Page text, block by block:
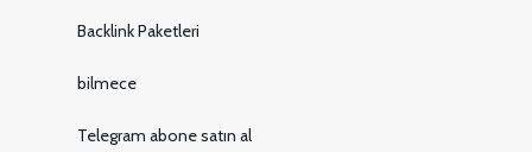
Backlink Paketleri
bilmece
Telegram abone satın al